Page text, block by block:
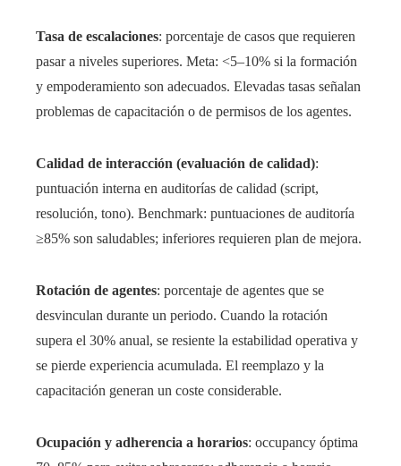
Tasa de escalaciones: porcentaje de casos que requieren
pasar a niveles superiores. Meta: <5–10% si la formación
y empoderamiento son adecuados. Elevadas tasas señalan
problemas de capacitación o de permisos de los agentes.
Calidad de interacción (evaluación de calidad):
puntuación interna en auditorías de calidad (script,
resolución, tono). Benchmark: puntuaciones de auditoría
≥85% son saludables; inferiores requieren plan de mejora.
Rotación de agentes: porcentaje de agentes que se
desvinculan durante un periodo. Cuando la rotación
supera el 30% anual, se resiente la estabilidad operativa y
se pierde experiencia acumulada. El reemplazo y la
capacitación generan un coste considerable.
Ocupación y adherencia a horarios: occupancy óptima